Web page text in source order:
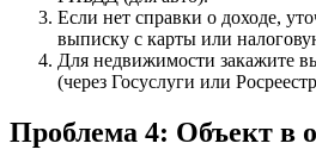
Если нет справки о доходе,
выписку с карты или
Для недвижимости закажите
(через Госуслуги или
Проблема 4: Объект в